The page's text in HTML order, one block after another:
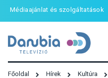
Médiaajánlat és szolgáltatások
Főoldal Hírek
Kultúra